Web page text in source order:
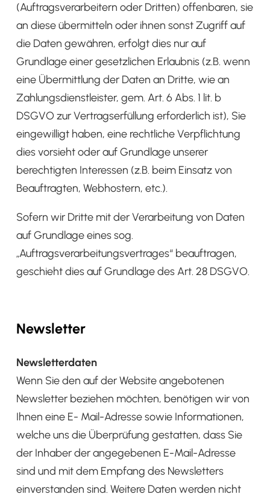
(Auftragsverarbeitern oder Dritten) offenbaren, sie
an diese übermitteln oder ihnen sonst Zugriff auf
die Daten gewähren, erfolgt dies nur auf
Grundlage einer gesetzlichen Erlaubnis (z.B. wenn
eine Übermittlung der Daten an Dritte, wie an
Zahlungsdienstleister, gem. Art. 6 Abs. 1 lit. b
DSGVO zur Vertragserfüllung erforderlich ist), Sie
eingewilligt haben, eine rechtliche Verpflichtung
dies vorsieht oder auf Grundlage unserer
berechtigten Interessen (z.B. beim Einsatz von
Beauftragten, Webhostern, etc.).
Sofern wir Dritte mit der Verarbeitung von Daten
auf Grundlage eines sog.
„Auftragsverarbeitungsvertrages“ beauftragen,
geschieht dies auf Grundlage des Art. 28 DSGVO.
Newsletter
Newsletterdaten
Wenn Sie den auf der Website angebotenen
Newsletter beziehen möchten, benötigen wir von
Ihnen eine E- Mail-Adresse sowie Informationen,
welche uns die Überprüfung gestatten, dass Sie
der Inhaber der angegebenen E-Mail-Adresse
sind und mit dem Empfang des Newsletters
einverstanden sind. Weitere Daten werden nicht